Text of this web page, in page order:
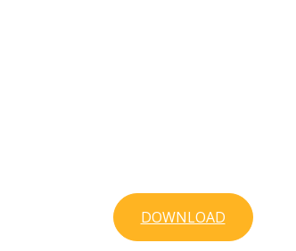
DOWNLOAD